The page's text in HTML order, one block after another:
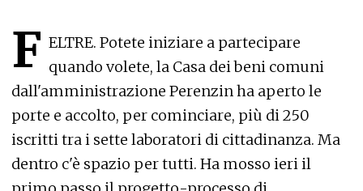
F ELTRE. Potete iniziare a partecipare
quando volete, la Casa dei beni comuni
dall'amministrazione Perenzin ha aperto le
porte e accolto, per cominciare, più di 250
iscritti tra i sette laboratori di cittadinanza. Ma
dentro c'è spazio per tutti. Ha mosso ieri il